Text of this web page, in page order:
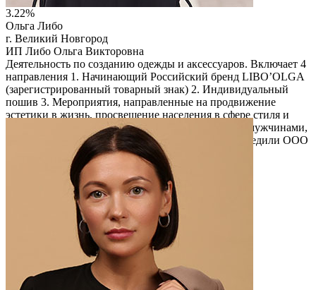
3.22%
Ольга Либо
г. Великий Новгород
ИП Либо Ольга Викторовна
Деятельность по созданию одежды и аксессуаров. Включает 4
направления 1. Начинающий Российский бренд LIBO’OLGA
(зарегистрированный товарный знак) 2. Индивидуальный
пошив 3. Мероприятия, направленные на продвижение
эстетики в жизнь, просвещение населения в сфере стиля и
моды, психология стиля. Работаем с женщинами, мужчинами,
детьми 4. Массовое производство (в этом году учредили ООО
«Современная Новгородская Мануфактура»
Читать описание
Перейти на сайт